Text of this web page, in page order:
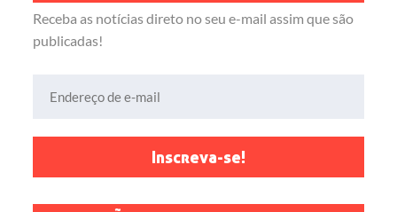
Receba as notícias direto no seu e-mail assim que são
publicadas!
Inscreva-se!